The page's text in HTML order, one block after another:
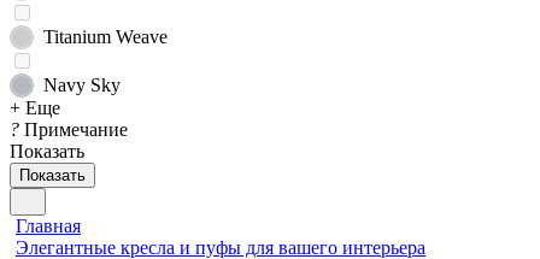
Titanium Weave
Navy Sky
+ Еще
? Примечание
Показать
Показать
Главная
Элегантные кресла и пуфы для вашего интерьера